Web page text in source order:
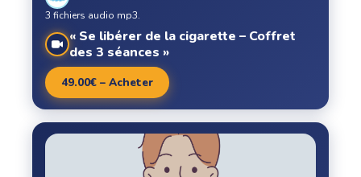
« Se libérer de la cigarette – Coffret
des 3 séances »
3 fichiers audio mp3.
49.00€ – Acheter